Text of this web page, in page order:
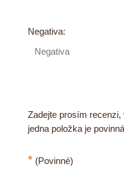
Negativa:
Zadejte prosím
jedna položka je
* (Povinné)